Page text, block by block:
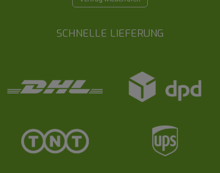
SCHNELLE LIEFERUNG